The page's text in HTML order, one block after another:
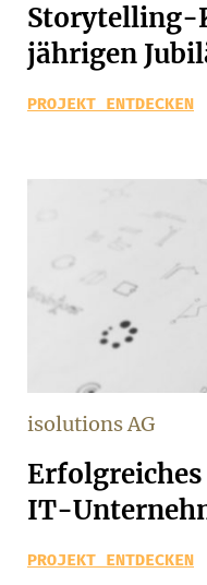
Storytelling-
jährigen
PROJEKT ENTDECKEN
isolutions AG
IT-
PROJEKT ENTDECKEN